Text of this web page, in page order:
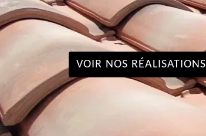
VOIR NOS RÉALISATIONS